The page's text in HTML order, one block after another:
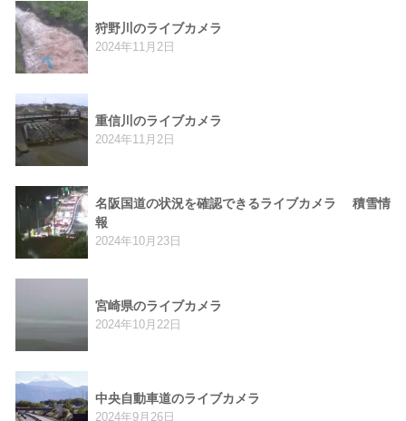
狩野川のライブカメラ
2024年11月2日
重信川のライブカメラ
2024年11月2日
名阪国道の状況を確認できるライブカメラ 積雪情
報
2024年10月23日
宮崎県のライブカメラ
2024年10月22日
中央自動車道のライブカメラ
2024年9月26日